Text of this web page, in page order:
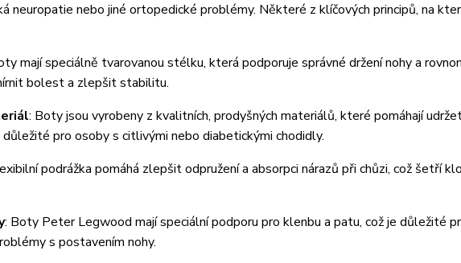
neuropatie nebo jiné ortopedické problémy. Některé z klíčových principů, na
mají speciálně tvarovanou stélku, která podporuje správné držení nohy a
bolest a zlepšit stabilitu.
: Boty jsou vyrobeny z kvalitních, prodyšných materiálů, které pomáhají
pro osoby s citlivými nebo diabetickými chodidly.
podrážka pomáhá zlepšit odpružení a absorpci nárazů při chůzi, což šetří
: Boty Peter Legwood mají speciální podporu pro klenbu a patu, což je důležité
s postavením nohy.